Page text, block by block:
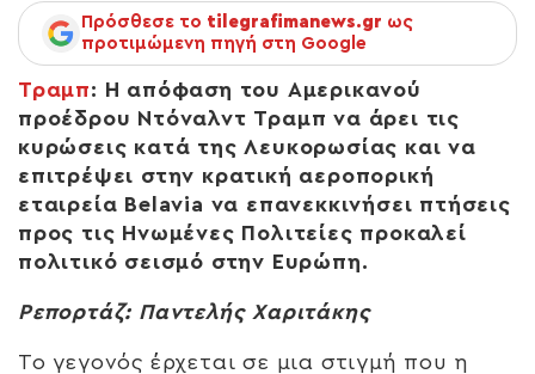
Πρόσθεσε το tilegrafimanews.gr ως
προτιμώμενη πηγή στη Google
Τραμπ: Η απόφαση του Αμερικανού
προέδρου Ντόναλντ Τραμπ να άρει τις
κυρώσεις κατά της Λευκορωσίας και να
επιτρέψει στην κρατική αεροπορική
εταιρεία Belavia να επανεκκινήσει πτήσεις
προς τις Ηνωμένες Πολιτείες προκαλεί
πολιτικό σεισμό στην Ευρώπη.
Ρεπορτάζ: Παντελής Χαριτάκης
Το γεγονός έρχεται σε μια στιγμή που η